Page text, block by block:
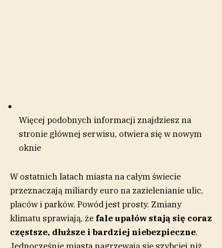
Więcej podobnych informacji znajdziesz na
stronie głównej serwisu, otwiera się w nowym
oknie
W ostatnich latach miasta na całym świecie
przeznaczają miliardy euro na zazielenianie ulic,
placów i parków. Powód jest prosty. Zmiany
klimatu sprawiają, że fale upałów stają się coraz
częstsze, dłuższe i bardziej niebezpieczne.